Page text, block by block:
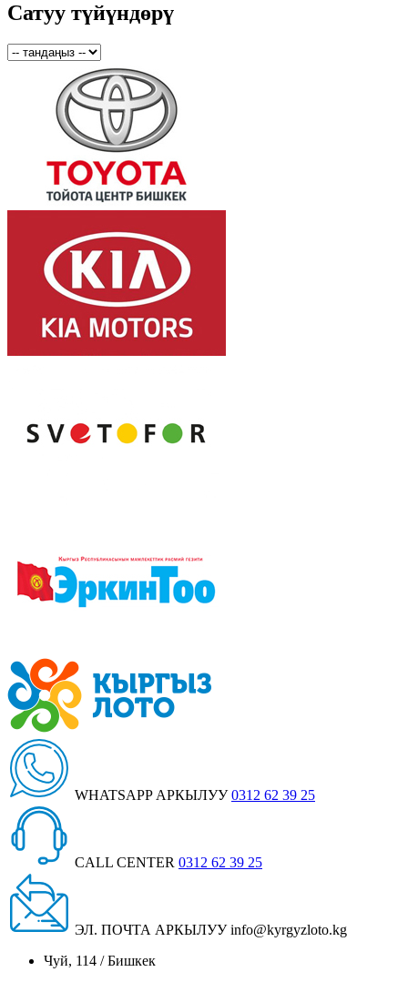
Сатуу түйүндөрү
WHATSAPP АРКЫЛУУ 0312 62 39 25
CALL CENTER 0312 62 39 25
ЭЛ. ПОЧТА АРКЫЛУУ info@kyrgyzloto.kg
Чуй, 114 / Бишкек